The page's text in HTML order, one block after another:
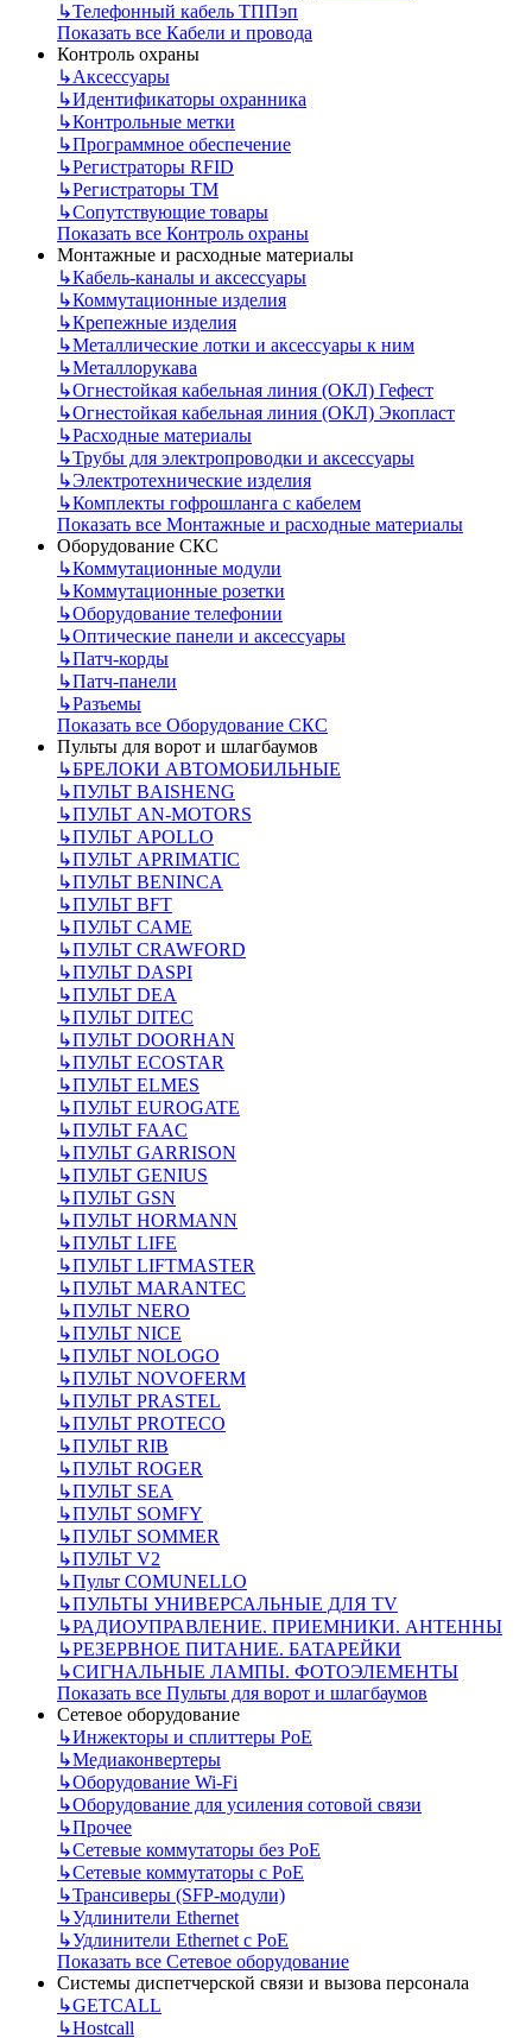
↳Телефонный кабель ТППэп
Показать все Кабели и провода
Контроль охраны
↳Аксессуары
↳Идентификаторы охранника
↳Контрольные метки
↳Программное обеспечение
↳Регистраторы RFID
↳Регистраторы ТМ
↳Сопутствующие товары
Показать все Контроль охраны
Монтажные и расходные материалы
↳Кабель-каналы и аксессуары
↳Коммутационные изделия
↳Крепежные изделия
↳Металлические лотки и аксессуары к ним
↳Металлорукава
↳Огнестойкая кабельная линия (ОКЛ) Гефест
↳Огнестойкая кабельная линия (ОКЛ) Экопласт
↳Расходные материалы
↳Трубы для электропроводки и аксессуары
↳Электротехнические изделия
↳Комплекты гофрошланга с кабелем
Показать все Монтажные и расходные материалы
Оборудование СКС
↳Коммутационные модули
↳Коммутационные розетки
↳Оборудование телефонии
↳Оптические панели и аксессуары
↳Патч-корды
↳Патч-панели
↳Разъемы
Показать все Оборудование СКС
Пульты для ворот и шлагбаумов
↳БРЕЛОКИ АВТОМОБИЛЬНЫЕ
↳ПУЛЬТ BAISHENG
↳ПУЛЬТ AN-MOTORS
↳ПУЛЬТ APOLLO
↳ПУЛЬТ APRIMATIC
↳ПУЛЬТ BENINCA
↳ПУЛЬТ BFT
↳ПУЛЬТ CAME
↳ПУЛЬТ CRAWFORD
↳ПУЛЬТ DASPI
↳ПУЛЬТ DEA
↳ПУЛЬТ DITEC
↳ПУЛЬТ DOORHAN
↳ПУЛЬТ ECOSTAR
↳ПУЛЬТ ELMES
↳ПУЛЬТ EUROGATE
↳ПУЛЬТ FAAC
↳ПУЛЬТ GARRISON
↳ПУЛЬТ GENIUS
↳ПУЛЬТ GSN
↳ПУЛЬТ HORMANN
↳ПУЛЬТ LIFE
↳ПУЛЬТ LIFTMASTER
↳ПУЛЬТ MARANTEC
↳ПУЛЬТ NERO
↳ПУЛЬТ NICE
↳ПУЛЬТ NOLOGO
↳ПУЛЬТ NOVOFERM
↳ПУЛЬТ PRASTEL
↳ПУЛЬТ PROTECO
↳ПУЛЬТ RIB
↳ПУЛЬТ ROGER
↳ПУЛЬТ SEA
↳ПУЛЬТ SOMFY
↳ПУЛЬТ SOMMER
↳ПУЛЬТ V2
↳Пульт СOMUNELLO
↳ПУЛЬТЫ УНИВЕРСАЛЬНЫЕ ДЛЯ TV
↳РАДИОУПРАВЛЕНИЕ. ПРИЕМНИКИ. АНТЕННЫ
↳РЕЗЕРВНОЕ ПИТАНИЕ. БАТАРЕЙКИ
↳СИГНАЛЬНЫЕ ЛАМПЫ. ФОТОЭЛЕМЕНТЫ
Показать все Пульты для ворот и шлагбаумов
Сетевое оборудование
↳Инжекторы и сплиттеры РоЕ
↳Медиаконвертеры
↳Оборудование Wi-Fi
↳Оборудование для усиления сотовой связи
↳Прочее
↳Сетевые коммутаторы без РоЕ
↳Сетевые коммутаторы с РоЕ
↳Трансиверы (SFP-модули)
↳Удлинители Ethernet
↳Удлинители Ethernet с PoE
Показать все Сетевое оборудование
Системы диспетчерской связи и вызова персонала
↳GETCALL
↳Hostcall